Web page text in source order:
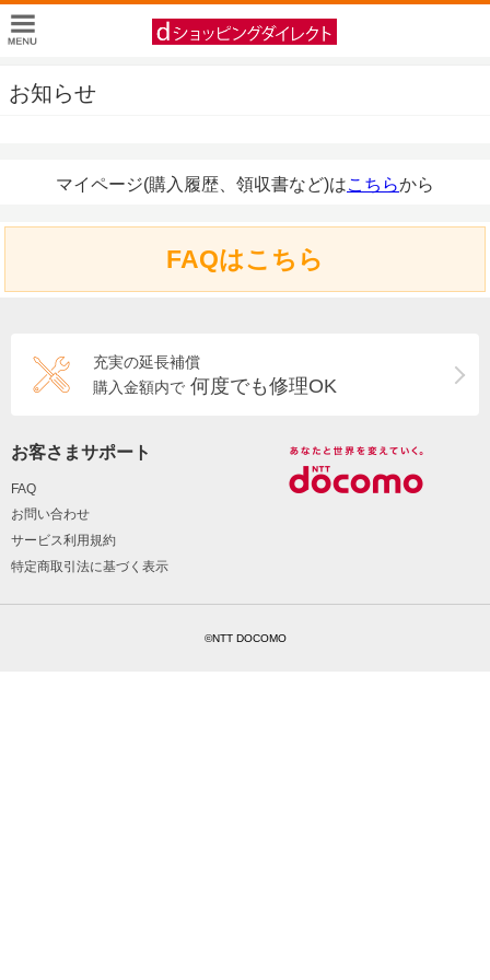
お知らせ
マイページ(購入履歴、領収書など)はこちらから
FAQはこちら
充実の延長補償
購入金額内で 何度でも修理OK
お客さまサポート
FAQ
お問い合わせ
サービス利用規約
特定商取引法に基づく表示
©NTT DOCOMO